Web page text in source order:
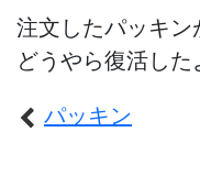
注文したパッキン
どうやら復活した
パッキン